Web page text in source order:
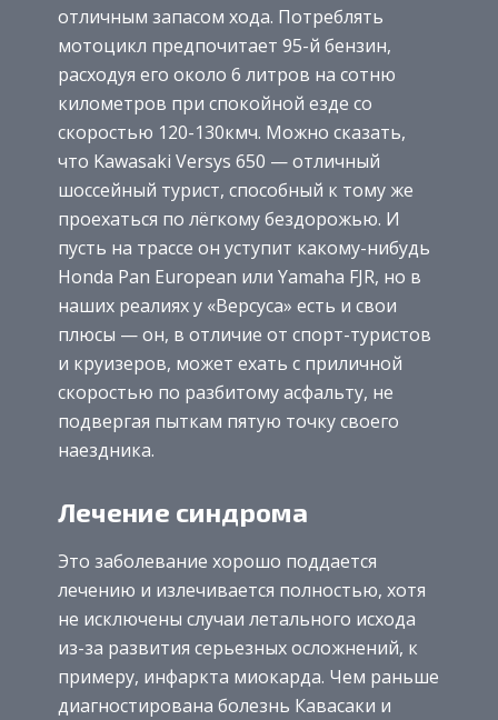
отличным запасом хода. Потреблять
мотоцикл предпочитает 95-й бензин,
расходуя его около 6 литров на сотню
километров при спокойной езде со
скоростью 120-130кмч. Можно сказать,
что Kawasaki Versys 650 — отличный
шоссейный турист, способный к тому же
проехаться по лёгкому бездорожью. И
пусть на трассе он уступит какому-нибудь
Honda Pan European или Yamaha FJR, но в
наших реалиях у «Версуса» есть и свои
плюсы — он, в отличие от спорт-туристов
и круизеров, может ехать с приличной
скоростью по разбитому асфальту, не
подвергая пыткам пятую точку своего
наездника.
Лечение синдрома
Это заболевание хорошо поддается
лечению и излечивается полностью, хотя
не исключены случаи летального исхода
из-за развития серьезных осложнений, к
примеру, инфаркта миокарда. Чем раньше
диагностирована болезнь Кавасаки и